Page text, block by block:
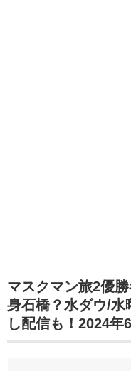
マスクマン旅2優
身石橋？水ダウ/水
し配信も！2024